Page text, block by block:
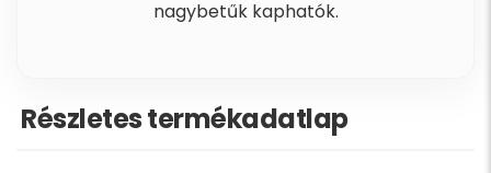
nagybetűk kaphatók.
Részletes termékadatlap